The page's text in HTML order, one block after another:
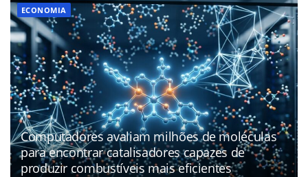
ECONOMIA
Computadores avaliam milhões de moléculas
para encontrar catalisadores capazes de
produzir combustíveis mais eficientes